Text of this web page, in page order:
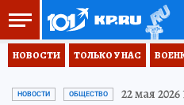
НОВОСТИ ТОЛЬКО У НАС
НОВОСТИ ОБЩЕСТВО 22 мая 2026